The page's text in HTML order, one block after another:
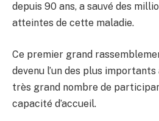
depuis 90 ans, a sauvé des
atteintes de cette maladie.
Ce premier grand
devenu l’un des plus
très grand nombre de
capacité d’accueil.